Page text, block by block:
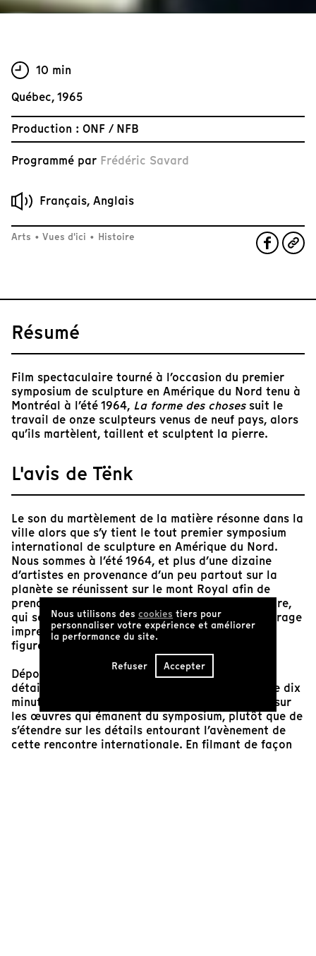
10 min
Québec, 1965
Production : ONF / NFB
Programmé par Frédéric Savard
Français, Anglais
Arts • Vues d'ici • Histoire
Résumé
Film spectaculaire tourné à l’occasion du premier
symposium de sculpture en Amérique du Nord tenu à
Montréal à l’été 1964, La forme des chosessuit le
travail de onze sculpteurs venus de neuf pays, alors
qu’ils martèlent, taillent et sculptent la pierre.
L'avis de Tënk
Le son du martèlement de la matière résonne dans la
ville alors que s’y tient le tout premier symposium
international de sculpture en Amérique du Nord.
Nous sommes à l’été 1964, et plus d’une dizaine
d’artistes en provenance d’un peu partout sur la
planète se réunissent sur le mont Royal afin de
prendre part à cet événement unique en son genre,
qui sera documenté par l’ONF dans un court métrage
impressionniste signé Jacques Giraldeau, future
figure de proue du film sur l’art au Québec.
Dépourvu de têtes parlantes, d’entretiens ou de
détails biographiques, le documentaire d’à peine dix
minutes met l’emphase sur l’acte de sculpter, et sur
les œuvres qui émanent du symposium, plutôt que de
s’étendre sur les détails entourant l’avènement de
cette rencontre internationale. En filmant de façon
Nous utilisons des cookies tiers pour
personnaliser votre expérience et améliorer
la performance du site.
Refuser Accepter